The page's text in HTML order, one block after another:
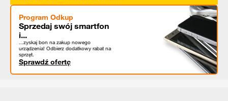
Program Odkup
Sprzedaj swój smartfon
i...
...zyskaj bon na zakup nowego
urządzenia! Odbierz dodatkowy rabat na
sprzęt.
Sprawdź ofertę